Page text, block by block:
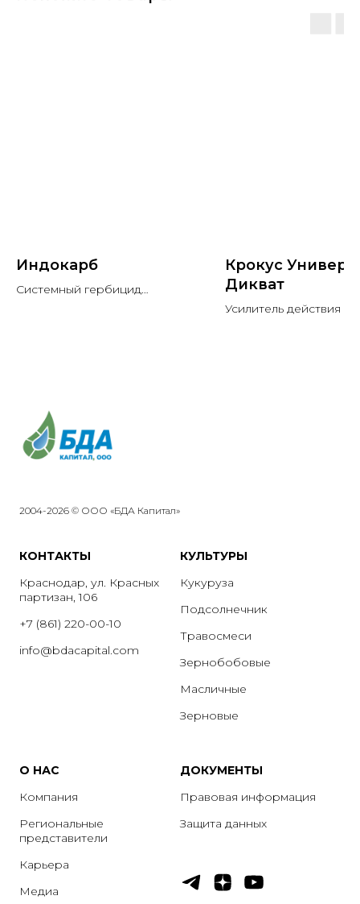
Индокарб
Системный гербицид
Крокус
Дикват
Усилитель действия
2004-2026 © ООО «БДА Капитал»
КОНТАКТЫ
Краснодар, ул. Красных
партизан, 106
+7 (861) 220-00-10
info@bdacapital.com
КУЛЬТУРЫ
Кукуруза
Подсолнечник
Травосмеси
Зернобобовые
Масличные
Зерновые
О НАС
Компания
Региональные
представители
Карьера
Медиа
ДОКУМЕНТЫ
Правовая информация
Защита данных